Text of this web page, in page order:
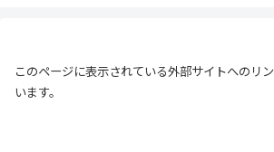
このページに表示されている外部サイトへのリ
います。